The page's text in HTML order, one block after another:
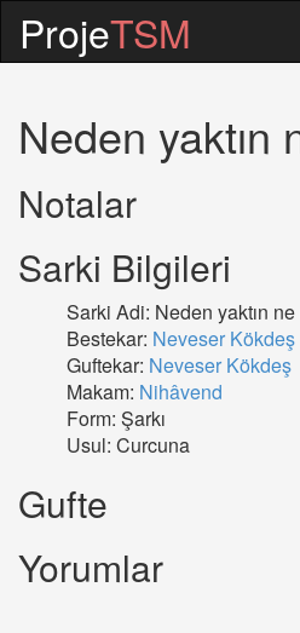
ProjeTSM
Neden yaktın
Notalar
Sarki Bilgileri
Sarki Adi: Neden yaktın
Bestekar: Neveser Kökdeş
Guftekar: Neveser Kökdeş
Makam: Nihâvend
Form: Şarkı
Usul: Curcuna
Gufte
Yorumlar